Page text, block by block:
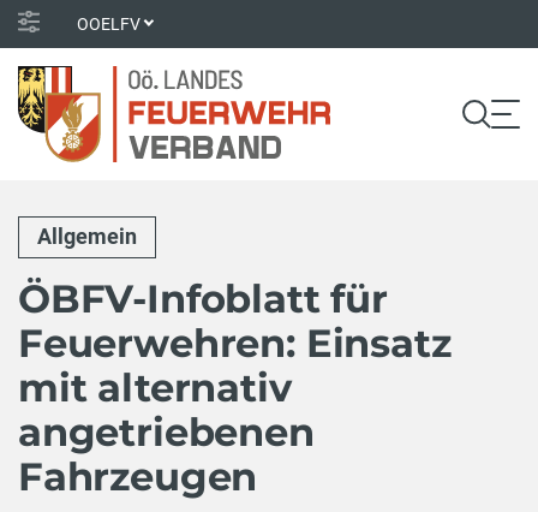
OOELFV
Allgemein
ÖBFV-Infoblatt für
Feuerwehren: Einsatz
mit alternativ
angetriebenen
Fahrzeugen